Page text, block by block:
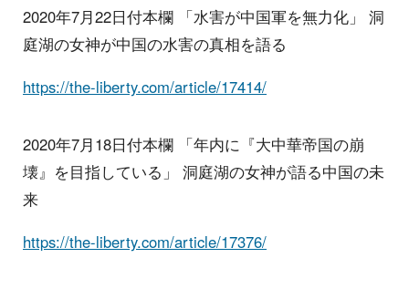
2020年7月22日付本欄 「水害が中国軍を無力化」 洞
庭湖の女神が中国の水害の真相を語る
https://the-liberty.com/article/17414/
2020年7月18日付本欄 「年内に『大中華帝国の崩
壊』を目指している」 洞庭湖の女神が語る中国の未
来
https://the-liberty.com/article/17376/